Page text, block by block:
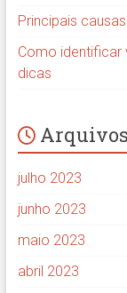
Principais
Como identificar
dicas
Arquivos
julho 2023
junho 2023
maio 2023
abril 2023